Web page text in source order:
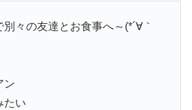
々の友達とお食事へ～(*´∀｀
ン
たい